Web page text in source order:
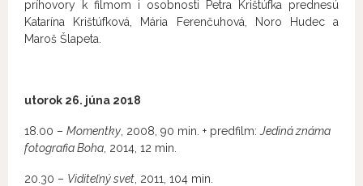
príhovory k filmom i osobnosti Petra Krištúfka prednesú
Katarína Krištúfková, Mária Ferenčuhová, Noro Hudec a
Maroš Šlapeta.
utorok 26. júna 2018
18.00 – Momentky , 2008, 90 min. + predfilm: Jediná známa
fotografia Boha , 2014, 12 min.
20.30 – Viditeľný svet , 2011, 104 min.